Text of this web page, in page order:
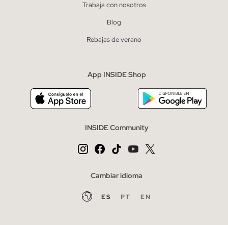
Trabaja con nosotros
Blog
Rebajas de verano
App INSIDE Shop
INSIDE Community
Cambiar idioma
ES PT EN